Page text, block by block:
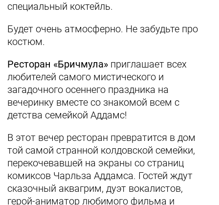
специальный коктейль.
Будет очень атмосферно. Не забудьте про
костюм.
Ресторан «Бричмула» приглашает всех
любителей самого мистического и
загадочного осеннего праздника на
вечеринку вместе со знакомой всем с
детства семейкой Аддамс!
В этот вечер ресторан превратится в дом
той самой странной колдовской семейки,
перекочевавшей на экраны со страниц
комиксов Чарльза Аддамса. Гостей ждут
сказочный аквагрим, дуэт вокалистов,
герой-аниматор любимого фильма и